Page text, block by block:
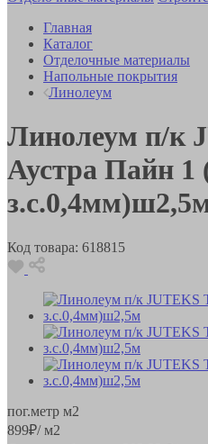
Главная
Каталог
Отделочные материалы
Напольные покрытия
Линолеум
Линолеум п/к
Аустра Пайн 1
Код товара: 618815
пог.метр м2
899₽/ м2